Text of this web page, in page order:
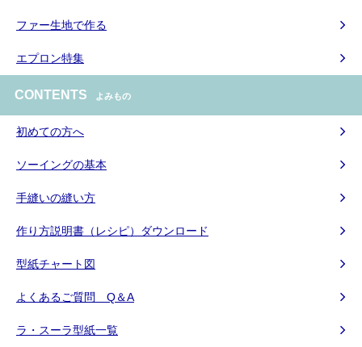
ファー生地で作る
エプロン特集
CONTENTS よみもの
初めての方へ
ソーイングの基本
手縫いの縫い方
作り方説明書（レシピ）ダウンロード
型紙チャート図
よくあるご質問 Q＆A
ラ・スーラ型紙一覧